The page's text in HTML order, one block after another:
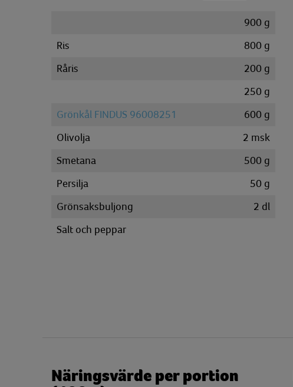
900 g
Ris
800 g
Råris
200 g
250 g
Grönkål FINDUS 96008251
600 g
Olivolja
2 msk
Smetana
500 g
Persilja
50 g
Grönsaksbuljong
2 dl
Salt och peppar
Näringsvärde per portion